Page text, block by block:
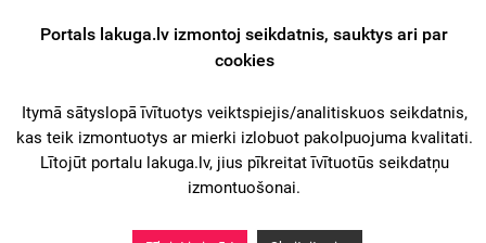
Portals lakuga.lv izmontoj seikdatnis, sauktys ari par
cookies
Itymā sātyslopā īvītuotys veiktspiejis/analitiskuos seikdatnis,
kas teik izmontuotys ar mierki izlobuot pakolpuojuma kvalitati.
Lītojūt portalu lakuga.lv, jius pīkreitat īvītuotūs seikdatņu
izmontuošonai.